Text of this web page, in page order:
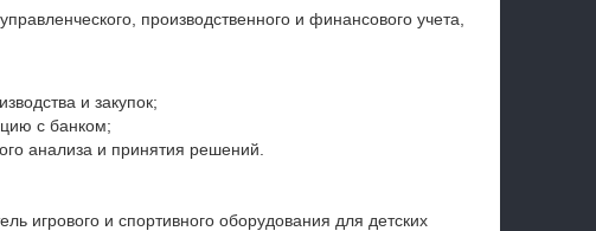
производственного и финансового учета,
и закупок;
с банком;
анализа и принятия решений.
игрового и спортивного оборудования для детских